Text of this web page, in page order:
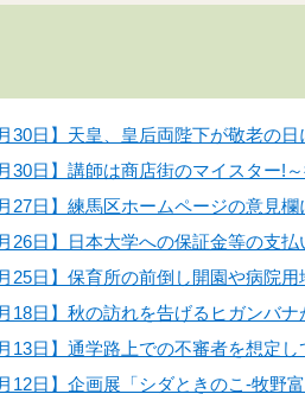
30日】天皇、皇后両陛下が敬老の
30日】講師は商店街のマイスター!
27日】練馬区ホームページの意見
26日】日本大学への保証金等の支払
月25日】保育所の前倒し開園や病院
18日】秋の訪れを告げるヒガンバ
13日】通学路上での不審者を想定
12日】企画展「シダときのこ‐牧野